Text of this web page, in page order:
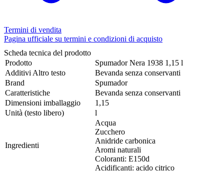
Termini di vendita
Pagina ufficiale su termini e condizioni di acquisto
Scheda tecnica del prodotto
Prodotto
Spumador Nera 1938 1,15 l
Additivi Altro testo
Bevanda senza conservanti
Brand
Spumador
Caratteristiche
Bevanda senza conservanti
Dimensioni imballaggio
1,15
Unità (testo libero)
l
Ingredienti
Acqua
Zucchero
Anidride carbonica
Aromi naturali
Coloranti: E150d
Acidificanti: acido citrico